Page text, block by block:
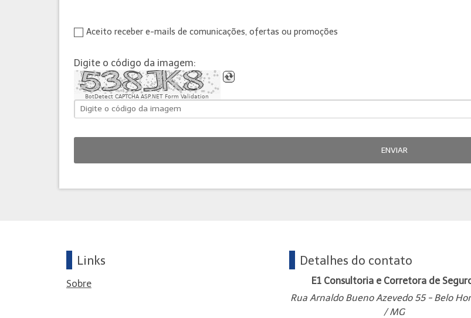
Aceito receber e-mails de comunicações, ofertas ou promoções
Digite o código da imagem:
BotDetect CAPTCHA ASP.NET Form Validation
ENVIAR
Links
Sobre
Detalhes do contato
E1 Consultoria e Corretora de
Rua Arnaldo Bueno Azevedo 55 - Belo
/ MG